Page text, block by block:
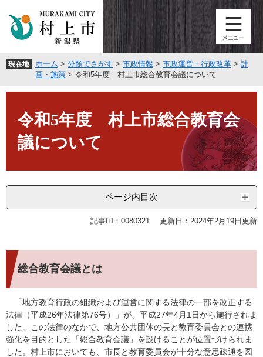
頭
す
飛
し
現在地 ホーム > 分類でさがす > 市政情報 > 市政運営・行政改革 > 計
画・施策 > 令和5年度 村上市総合教育会議について
令和5年度 村上市総合教育会
議について
ページ内目次
記事ID：0080321 更新日：2024年2月19日更新
総合教育会議とは
「地方教育行政の組織および運営に関する法律の一部を改正する
法律（平成26年法律第76号）」が、平成27年4月1日から施行されま
した。この法律のなかで、地方公共団体の長と教育委員会との連携
強化を目的とした「総合教育会議」を設けることが位置づけられま
した。村上市においても、市長と教育委員会が十分な意思疎通を図